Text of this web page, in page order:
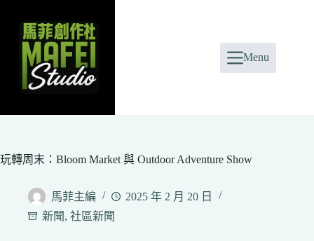
content
Menu
玩轉周末：Bloom Market 與 Outdoor Adventure Show
馬菲主編
2025 年 2 月 20 日
新聞, 社區新聞